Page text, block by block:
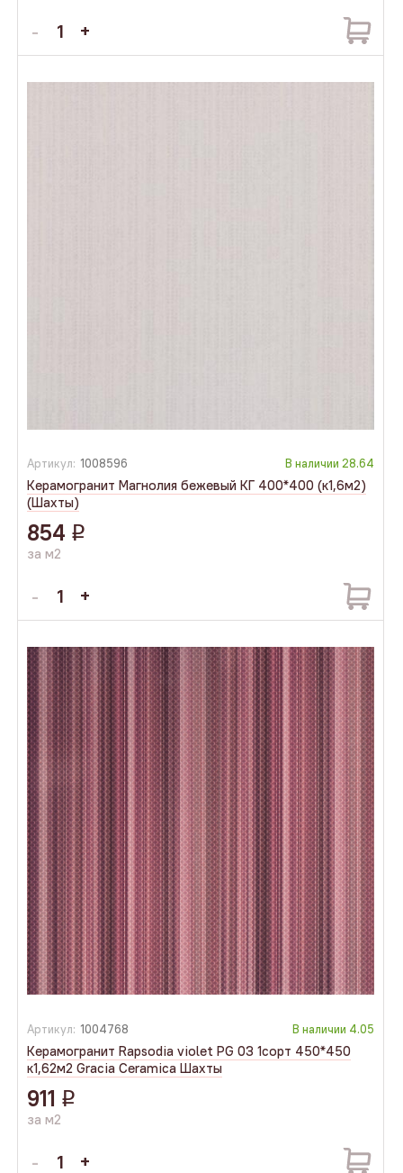
Артикул: 1008596 В наличии 28.64
Керамогранит Магнолия бежевый КГ 400*400 (к1,6м2)
(Шахты)
854 q
за м2
Артикул: 1004768 В наличии 4.05
Керамогранит Rapsodia violet PG 03 1сорт 450*450
к1,62м2 Gracia Ceramica Шахты
911 q
за м2